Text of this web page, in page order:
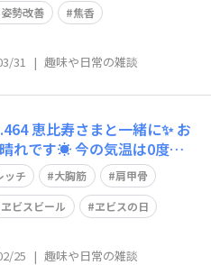
伸ばしましょう。 両腕を
姿勢改善 焦香
31 | 趣味や日常の雑談
恵比寿さまと一緒に✨ お
れです☀️ 今の気温は0度、
も大丈夫です。 身体をし
ッチ 大胸筋
肩甲骨
ヱビスビール ヱビスの日
25 | 趣味や日常の雑談